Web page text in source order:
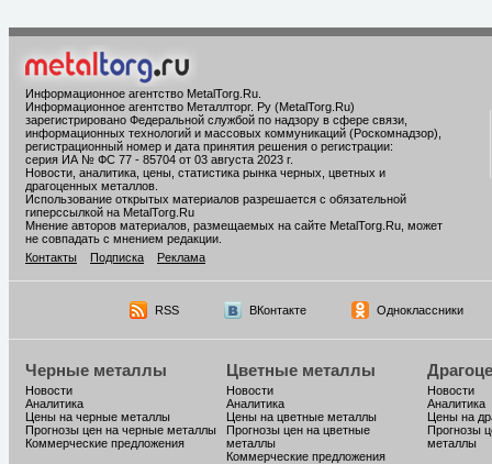
Информационное агентство MetalTorg.Ru
Информационное агентство Металлторг. Ру (MetalTorg.Ru)
зарегистрировано Федеральной службой по надзору в сфере связи,
информационных технологий и массовых коммуникаций (Роскомнадзор),
регистрационный номер и дата принятия решения о регистрации:
серия ИА № ФС 77 - 85704 от 03 августа 2023 г.
Новости, аналитика, цены, статистика рынка черных, цветных и
драгоценных металлов.
Использование открытых материалов разрешается с обязательной
гиперссылкой на MetalTorg.Ru
Мнение авторов материалов, размещаемых на сайте MetalTorg.Ru, может
не совпадать с мнением редакции.
Контакты
Подписка Реклама
RSS ВКонтакте Одноклассники
Черные металлы
Новости
Аналитика
Цены на черные металлы
Прогнозы цен на черные металлы
Коммерческие предложения
Цветные металлы
Новости
Аналитика
Цены на цветные металлы
Прогнозы цен на цветные
металлы
Коммерческие предложения
Новости
Аналитика
Цены на
Прогнозы
металлы